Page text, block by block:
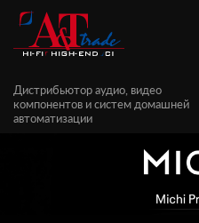
Дистрибьютор аудио, видео
компонентов и систем домашней
автоматизации